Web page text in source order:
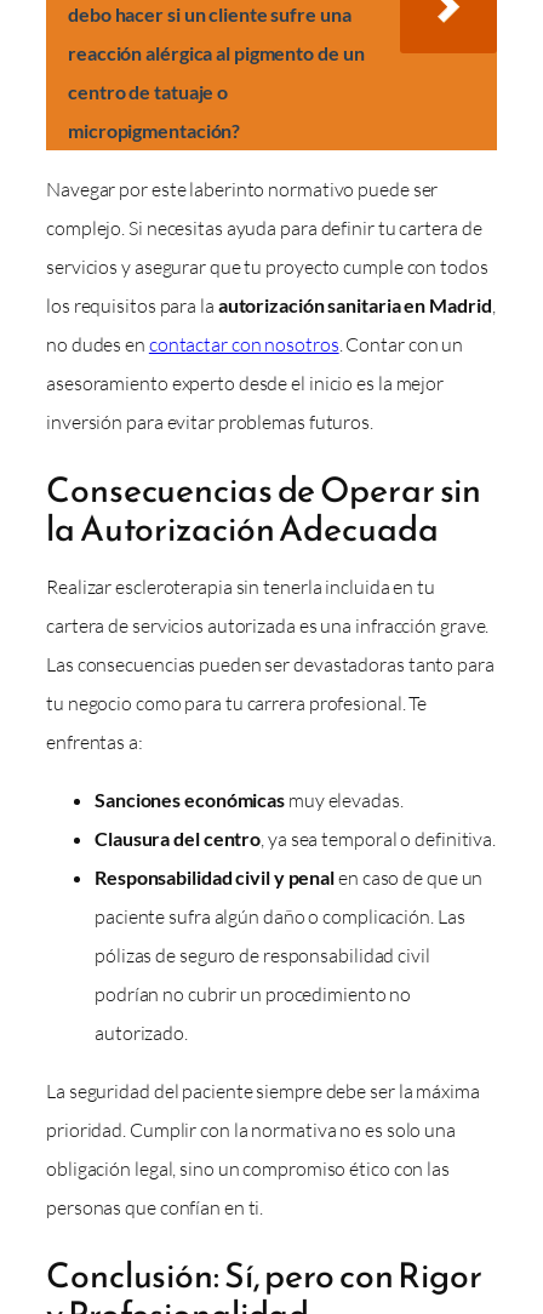
debo hacer si un cliente sufre una
reacción alérgica al pigmento de un
centro de tatuaje o
micropigmentación?
Navegar por este laberinto normativo puede ser
complejo. Si necesitas ayuda para definir tu cartera de
servicios y asegurar que tu proyecto cumple con todos
los requisitos para la autorización sanitaria en Madrid
no dudes en contactar con nosotros . Contar con un
asesoramiento experto desde el inicio es la mejor
inversión para evitar problemas futuros.
Consecuencias de Operar sin
la Autorización Adecuada
Realizar escleroterapia sin tenerla incluida en tu
cartera de servicios autorizada es una infracción grave.
Las consecuencias pueden ser devastadoras tanto para
tu negocio como para tu carrera profesional. Te
enfrentas a:
Sanciones económicas muy elevadas.
Clausura del centro , ya sea temporal o definitiva.
Responsabilidad civil y penalen caso de que un
paciente sufra algún daño o complicación. Las
pólizas de seguro de responsabilidad civil
podrían no cubrir un procedimiento no
autorizado.
La seguridad del paciente siempre debe ser la máxima
prioridad. Cumplir con la normativa no es solo una
obligación legal, sino un compromiso ético con las
personas que confían en ti.
Conclusión: Sí, pero con Rigor